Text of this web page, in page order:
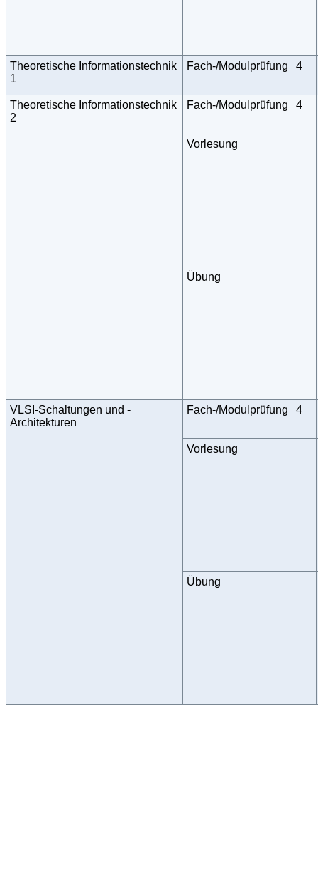
Theoretische Informationstechnik
1
Fach-/Modulprüfung 4
Theoretische Informationstechnik
2
Fach-/Modulprüfung 4
Vorlesung
Übung
VLSI-Schaltungen und -
Architekturen
Fach-/Modulprüfung 4
Vorlesung
Übung